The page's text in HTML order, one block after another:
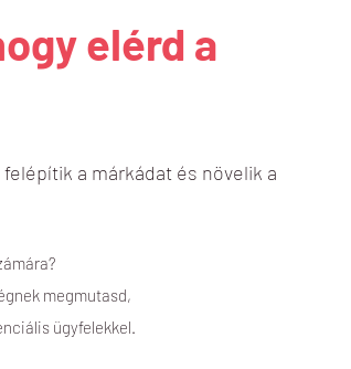
elérd a
a márkádat és növelik a
megmutasd,
ügyfelekkel.